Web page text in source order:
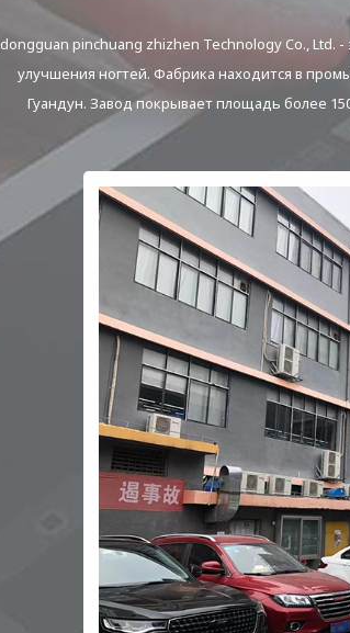
dongguan pinchuang zhizhen Technology Co., Ltd.
улучшения ногтей. Фабрика находится в
Гуандун. Завод покрывает площадь более